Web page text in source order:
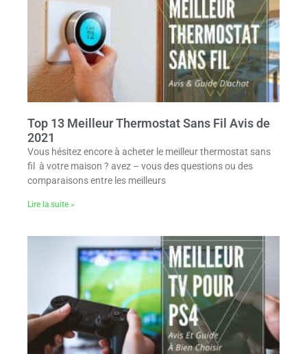
Top 13 Meilleur Thermostat Sans Fil Avis de
2021
Vous hésitez encore à acheter le meilleur thermostat sans
fil à votre maison ? avez – vous des questions ou des
comparaisons entre les meilleurs
Lire la suite »